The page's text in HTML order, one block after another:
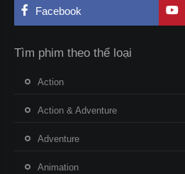
Facebook
Tìm phim theo thể loại
Action
Action & Adventure
Adventure
Animation